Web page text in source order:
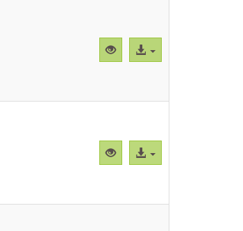
Vista
previa
Acceso
al
Vista
previa
Acceso
al